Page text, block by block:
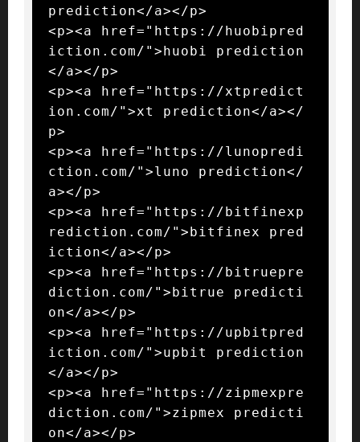
prediction</a></p>
<p><a href="https://huobipred
iction.com/">huobi prediction
</a></p>
<p><a href="https://xtpredict
ion.com/">xt prediction</a></
p>
<p><a href="https://lunopredi
ction.com/">luno prediction</
a></p>
<p><a href="https://bitfinexp
rediction.com/">bitfinex pred
iction</a></p>
<p><a href="https://bitruepre
diction.com/">bitrue predicti
on</a></p>
<p><a href="https://upbitpred
iction.com/">upbit prediction
</a></p>
<p><a href="https://zipmexpre
diction.com/">zipmex predicti
on</a></p>